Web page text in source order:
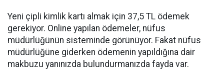
Yeni çipli kimlik kartı almak için 37,5 TL ödemek
gerekiyor. Online yapılan ödemeler, nüfus
müdürlüğünün sisteminde görünüyor. Fakat nüfus
müdürlüğüne giderken ödemenin yapıldığına dair
makbuzu yanınızda bulundurmanızda fayda var.